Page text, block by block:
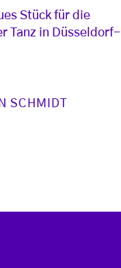
Stück für die
Tanz in Düsseldorf-
SCHMIDT